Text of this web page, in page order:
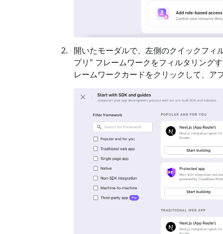
開いたモーダルで、左側のクイックフィ
プリ " フレームワークをフィルタリング
レームワークカードをクリックして、ア